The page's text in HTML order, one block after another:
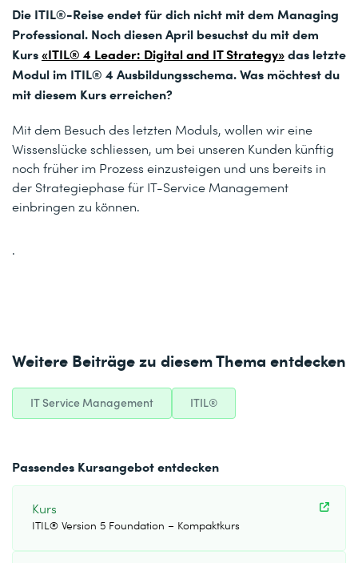
Die ITIL®-Reise endet für dich nicht mit dem Managing
Professional. Noch diesen April besuchst du mit dem
Kurs«ITIL® 4 Leader: Digital and IT Strategy»das letzte
Modul im ITIL® 4 Ausbildungsschema. Was möchtest du
mit diesem Kurs erreichen?
Mit dem Besuch des letzten Moduls, wollen wir eine
Wissenslücke schliessen, um bei unseren Kunden künftig
noch früher im Prozess einzusteigen und uns bereits in
der Strategiephase für IT-Service Management
einbringen zu können.
.
Weitere Beiträge zu diesem Thema entdecken
IT Service Management ITIL®
Passendes Kursangebot entdecken
Kurs
ITIL® Version 5 Foundation – Kompaktkurs